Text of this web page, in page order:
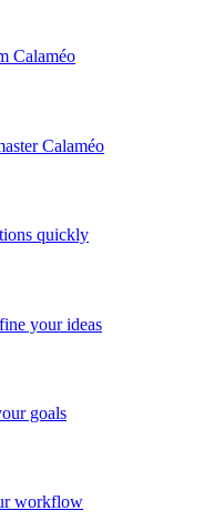
Calaméo
Calaméo
quickly
your ideas
goals
workflow